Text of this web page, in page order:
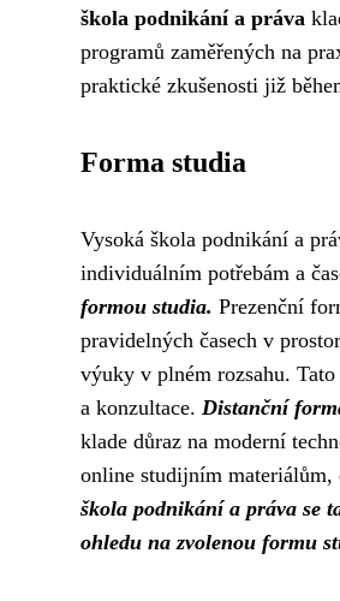
škola podnikání a práva
programů zaměřených na
praktické zkušenosti již
Forma studia
Vysoká škola podnikání a
individuálním potřebám a
formou studia. Prezenční
pravidelných časech v
výuky v plném rozsahu.
a konzultace. Distanční
klade důraz na moderní
online studijním materiálům,
škola podnikání a práva se
ohledu na zvolenou formu